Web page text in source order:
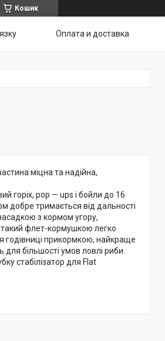
Кошик
Оплата и доставка
міцна та надійна,
горіх, pop — ups і бойли до 16
добре тримається від дальності
з кормом угору,
такий флет-кормушкою легко
годівниці прикормкою, найкраще
більшості умов ловлі риби.
стабілізатор для Flat